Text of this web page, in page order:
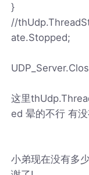
}
//
ate.Stopped;
这里
ed 晕的不行 有
小弟现在没有多